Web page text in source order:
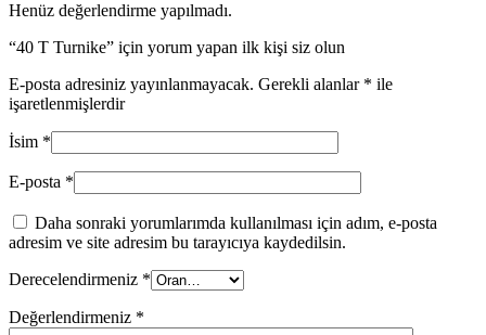
Henüz değerlendirme yapılmadı.
“40 T Turnike” için yorum yapan ilk kişi siz olun
E-posta adresiniz yayınlanmayacak. Gerekli alanlar * ile
işaretlenmişlerdir
İsim *
E-posta *
Daha sonraki yorumlarımda kullanılması için adım, e-posta
adresim ve site adresim bu tarayıcıya kaydedilsin.
Derecelendirmeniz *
Değerlendirmeniz *